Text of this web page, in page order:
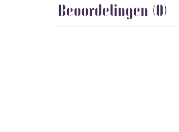
Beoordelingen (0)